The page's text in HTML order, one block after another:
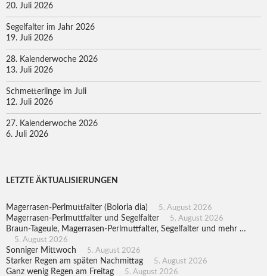
20. Juli 2026
Segelfalter im Jahr 2026
19. Juli 2026
28. Kalenderwoche 2026
13. Juli 2026
Schmetterlinge im Juli
12. Juli 2026
27. Kalenderwoche 2026
6. Juli 2026
LETZTE ÄKTUALISIERUNGEN
Magerrasen-Perlmuttfalter (Boloria dia) 5. August 2026
Magerrasen-Perlmuttfalter und Segelfalter 5. August 2026
Braun-Tageule, Magerrasen-Perlmuttfalter, Segelfalter und mehr …
5. August 2026
Sonniger Mittwoch 5. August 2026
Starker Regen am späten Nachmittag 5. August 2026
Ganz wenig Regen am Freitag 5. August 2026